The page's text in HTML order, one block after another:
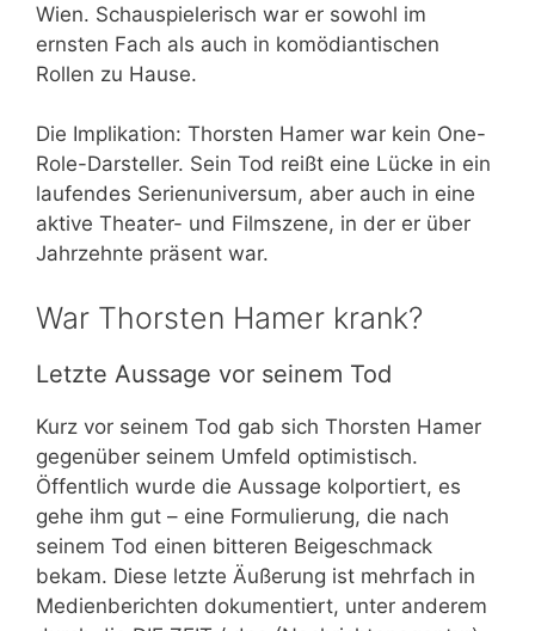
Wien. Schauspielerisch war er sowohl im
ernsten Fach als auch in komödiantischen
Rollen zu Hause.
Die Implikation: Thorsten Hamer war kein One-
Role-Darsteller. Sein Tod reißt eine Lücke in ein
laufendes Serienuniversum, aber auch in eine
aktive Theater- und Filmszene, in der er über
Jahrzehnte präsent war.
War Thorsten Hamer krank?
Letzte Aussage vor seinem Tod
Kurz vor seinem Tod gab sich Thorsten Hamer
gegenüber seinem Umfeld optimistisch.
Öffentlich wurde die Aussage kolportiert, es
gehe ihm gut – eine Formulierung, die nach
seinem Tod einen bitteren Beigeschmack
bekam. Diese letzte Äußerung ist mehrfach in
Medienberichten dokumentiert, unter anderem